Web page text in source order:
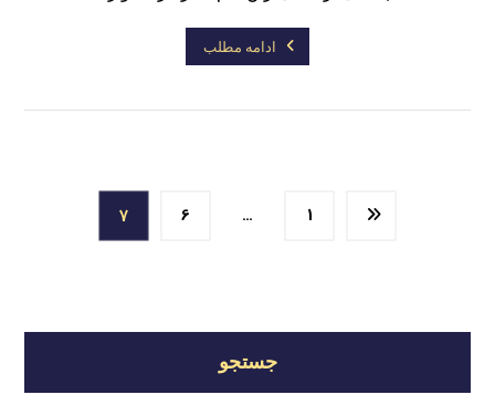
ادامه مطلب
1
…
6
7
جستجو